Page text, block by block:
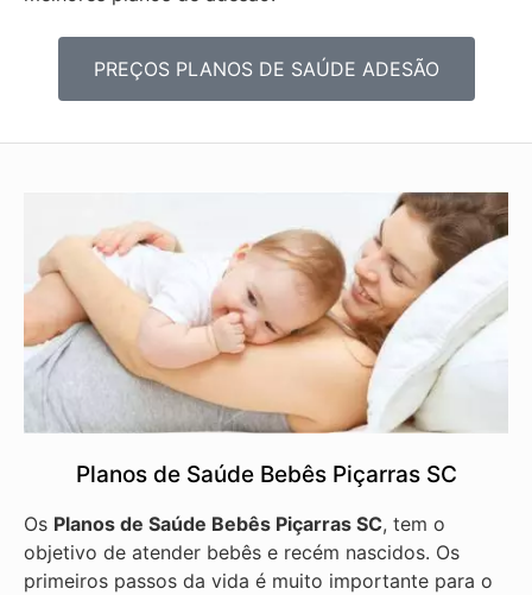
PREÇOS PLANOS DE SAÚDE ADESÃO
Planos de Saúde Bebês Piçarras SC
Os Planos de Saúde Bebês Piçarras SC, tem o
objetivo de atender bebês e recém nascidos. Os
primeiros passos da vida é muito importante para o